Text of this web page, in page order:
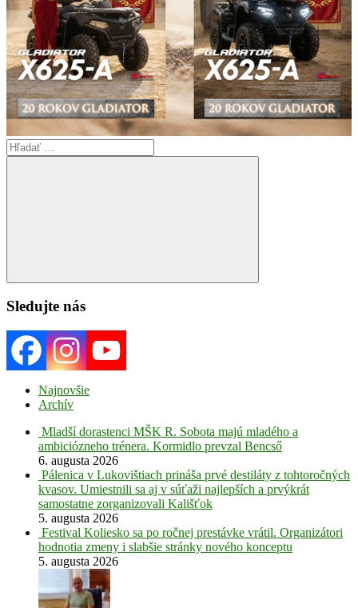
Search
for:
Search
Sledujte nás
Najnovšie
Archív
Mladší dorastenci MŠK R. Sobota majú mladého a
ambiciózneho trénera. Kormidlo prevzal Bencső
6. augusta 2026
Pálenica v Lukovištiach prináša prvé destiláty z tohtoročných
kvasov. Umiestnili sa aj v súťaži najlepších a prvýkrát
samostatne zorganizovali Kališťok
5. augusta 2026
Festival Koliesko sa po ročnej prestávke vrátil. Organizátori
hodnotia zmeny i slabšie stránky nového konceptu
5. augusta 2026